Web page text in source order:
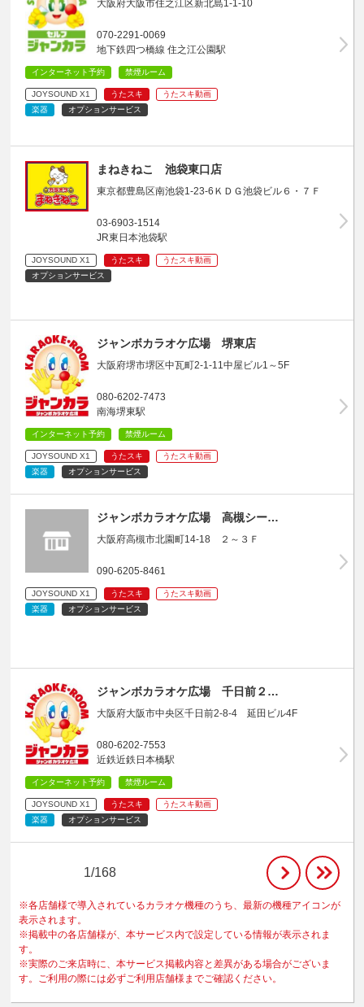
大阪府大阪市住之江区新北島1-1-10
070-2291-0069
地下鉄四つ橋線 住之江公園駅
インターネット予約 禁煙ルーム
JOYSOUND X1 うたスキ
うたスキ動画
楽器
オプションサービス
まねきねこ 池袋東口店
東京都豊島区南池袋1-23-6ＫＤＧ池袋ビル６・７Ｆ
03-6903-1514
JR東日本池袋駅
JOYSOUND X1 うたスキ
うたスキ動画
オプションサービス
ジャンボカラオケ広場 堺東店
大阪府堺市堺区中瓦町2-1-11中屋ビル1～5F
080-6202-7473
南海堺東駅
インターネット予約 禁煙ルーム
JOYSOUND X1 うたスキ
うたスキ動画
楽器
オプションサービス
ジャンボカラオケ広場 高槻シー…
大阪府高槻市北園町14-18 ２～３Ｆ
090-6205-8461
JOYSOUND X1 うたスキ
うたスキ動画
楽器
オプションサービス
ジャンボカラオケ広場 千日前２…
大阪府大阪市中央区千日前2-8-4 延田ビル4F
080-6202-7553
近鉄近鉄日本橋駅
インターネット予約 禁煙ルーム
JOYSOUND X1 うたスキ
うたスキ動画
楽器
オプションサービス
1/168
※各店舗様で導入されているカラオケ機種のうち、最新の機種アイコンが
表示されます。
※掲載中の各店舗様が、本サービス内で設定している情報が表示されま
す。
※実際のご来店時に、本サービス掲載内容と差異がある場合がございま
す。ご利用の際には必ずご利用店舗様までご確認ください。